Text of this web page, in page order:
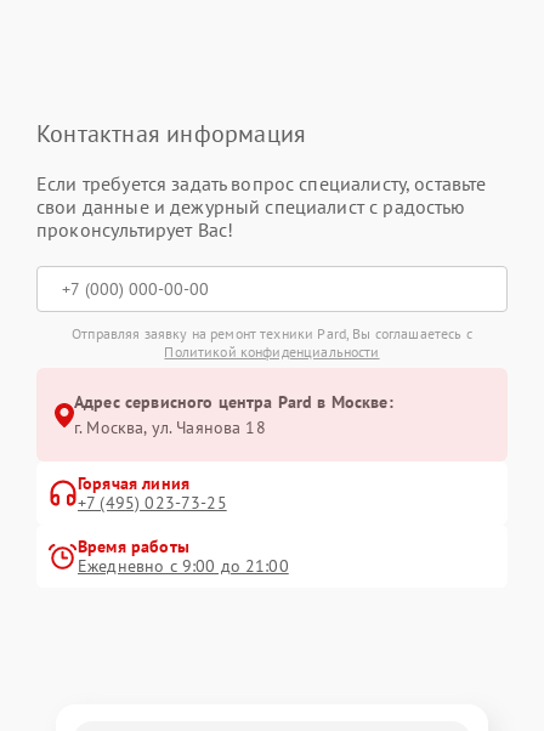
Контактная информация
Если требуется задать вопрос специалисту, оставьте
свои данные и дежурный специалист с радостью
проконсультирует Вас!
Отправляя заявку на ремонт техники Pard, Вы соглашаетесь с
Политикой конфиденциальности
Адрес сервисного центра Pard в Москве:
г. Москва, ул. Чаянова 18
Горячая линия
+7 (495) 023-73-25
Время работы
Ежедневно с 9:00 до 21:00